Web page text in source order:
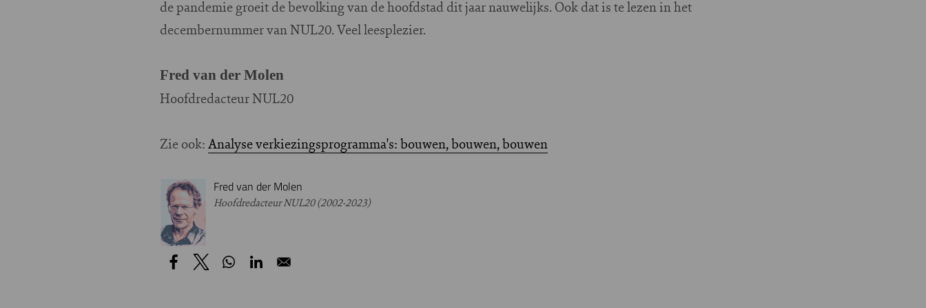
de pandemie groeit de bevolking van de hoofdstad dit jaar nauwelijks. Ook dat is te lezen in het
decembernummer van NUL20. Veel leesplezier.
Fred van der Molen
Hoofdredacteur NUL20
Zie ook:Analyse verkiezingsprogramma's: bouwen, bouwen, bouwen
Fred van der Molen
Hoofdredacteur NUL20 (2002-2023)